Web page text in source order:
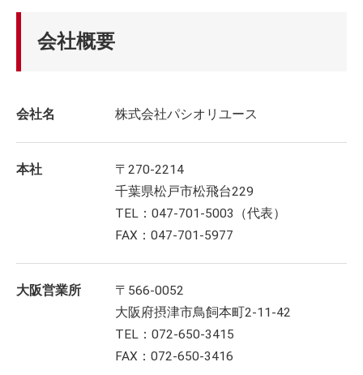
会社概要
会社名 株式会社パシオリユース
本社
〒270-2214
千葉県松戸市松飛台229
TEL：047-701-5003（代表）
FAX：047-701-5977
大阪営業所
〒566-0052
大阪府摂津市鳥飼本町2-11-42
TEL：072-650-3415
FAX：072-650-3416